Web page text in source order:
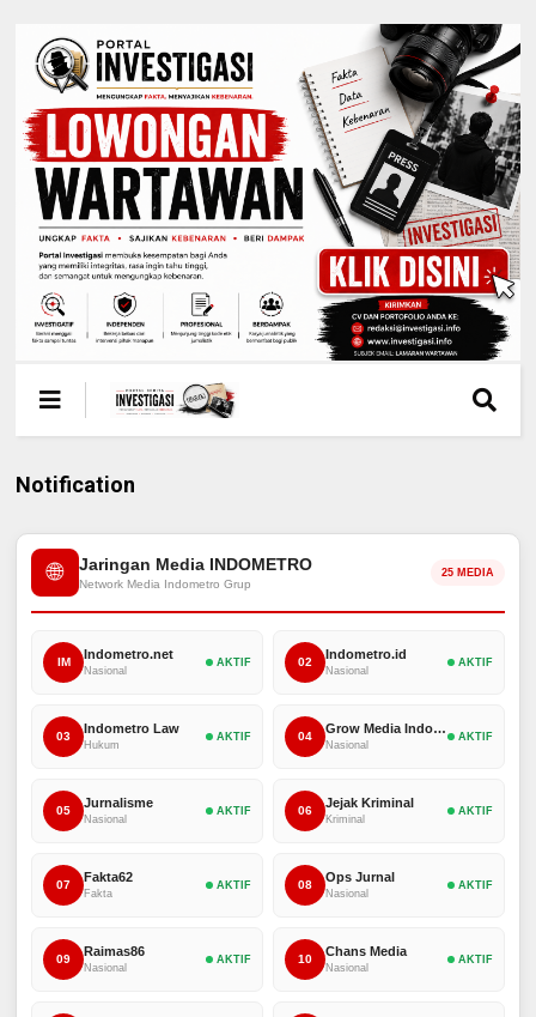
Notification
🌐 Jaringan Media INDOMETRO
Network Media Indometro Grup
25 MEDIA
IM
Indometro.net
Nasional
AKTIF 02
Indometro.id
Nasional
AKTIF
03
Indometro Law
Hukum
AKTIF 04
Grow Media Indonesia
Nasional
AKTIF
05
Jurnalisme
Nasional
AKTIF 06
Jejak Kriminal
Kriminal
AKTIF
07
Fakta62
Fakta
AKTIF 08
Ops Jurnal
Nasional
AKTIF
09
Raimas86
Nasional
AKTIF 10
Chans Media
Nasional
AKTIF